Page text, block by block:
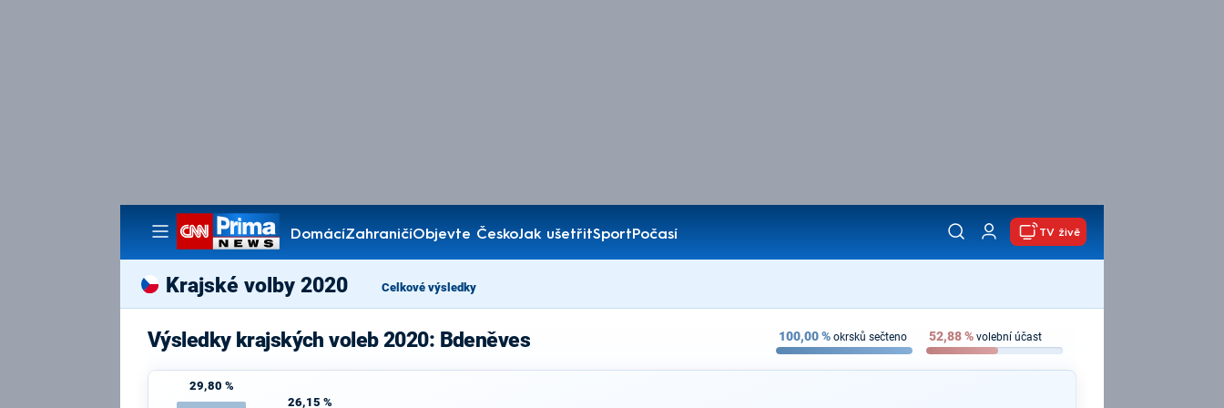
DomácíZahraničíObjevte ČeskoJak ušetřitSportPočasí
Pořady
TV živě
Krajské volby 2020 Celkové výsledky
Výsledky krajských voleb 2020: Bdeněves 100,00% okrsků sečteno 52,88% volební účast
29,80 %
26,15 %